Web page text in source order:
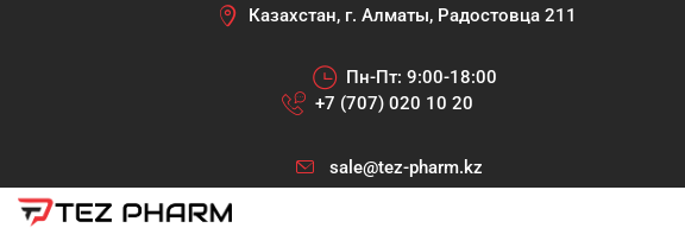
Казахстан, г. Алматы, Радостовца 211
Пн-Пт: 9:00-18:00
+7 (707) 020 10 20
sale@tez-pharm.kz